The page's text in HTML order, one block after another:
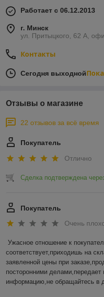
Работает с 06.12.2013
г. Минск
ул. Притыцкого, 62 А,
Контакты
Сегодня выходной
Отзывы о магазине
22 отзывов за всё время
Покупатель
Отлично
Сделка подтверждена
Покупатель
Очень
Ужасное отношение к
соответствует,приходишь на
заявленной цены при
посторонними
информацию,не обращайтесь в